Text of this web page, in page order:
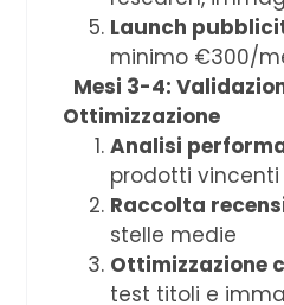
Launch
minimo €300/
Mesi 3-4:
Ottimizzazione
Analisi
prodotti vincenti
Raccolta
stelle medie
Ottimizzazione
test titoli e